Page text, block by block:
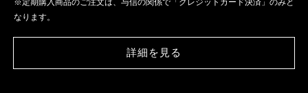
※定期購入商品のご注文は、与信の関係で「クレジットカード決済」のみと
なります。
詳細を見る